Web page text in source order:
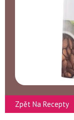
Zpět Na Recepty